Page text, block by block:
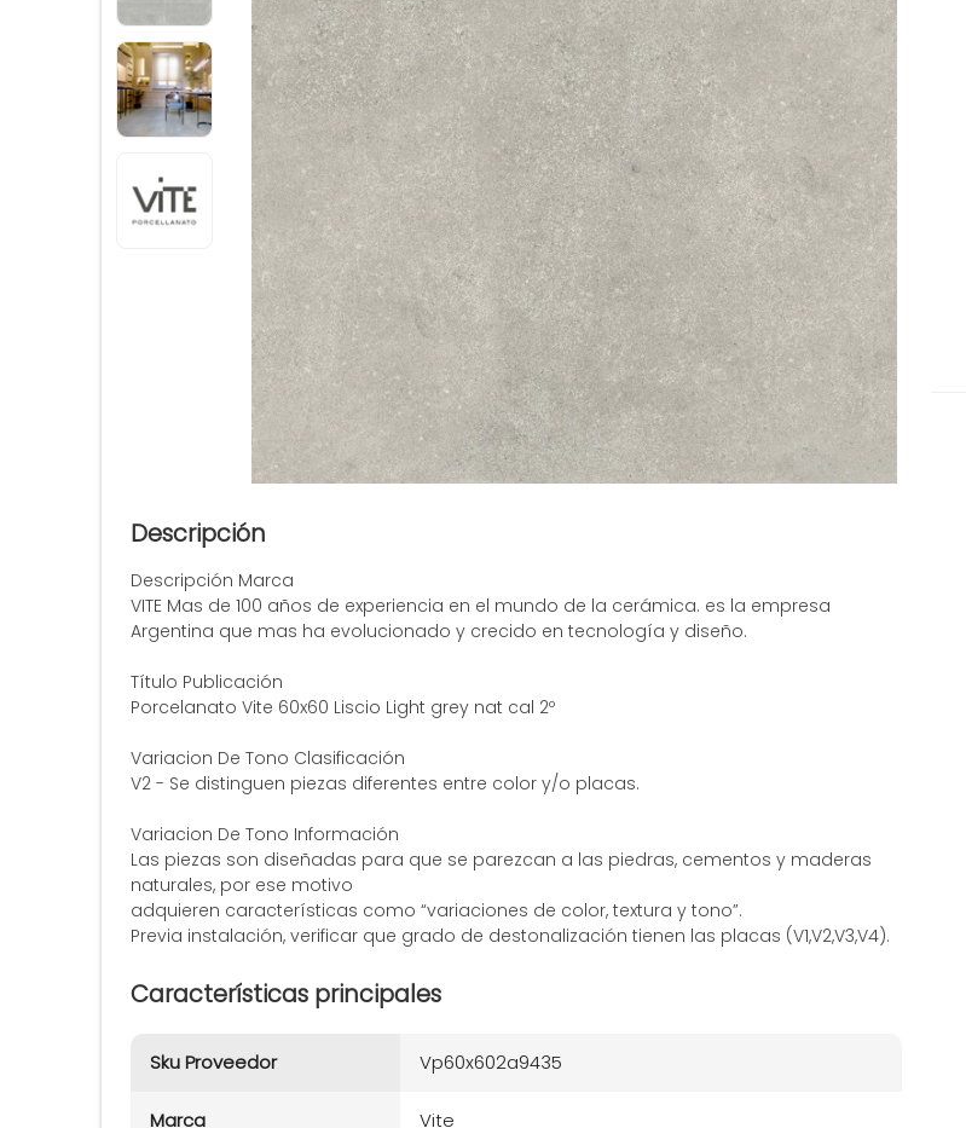
Descripción
Descripción Marca
VITE Mas de 100 años de experiencia en el mundo de la cerámica. es la empresa
Argentina que mas ha evolucionado y crecido en tecnología y diseño.
Título Publicación
Porcelanato Vite 60x60 Liscio Light grey nat cal 2º
Variacion De Tono Clasificación
V2 - Se distinguen piezas diferentes entre color y/o placas.
Variacion De Tono Información
Las piezas son diseñadas para que se parezcan a las piedras, cementos y maderas
naturales, por ese motivo
adquieren características como “variaciones de color, textura y tono”.
Previa instalación, verificar que grado de destonalización tienen las placas (V1,V2,V3,V4).
Características principales
Sku Proveedor Vp60x602a9435
Marca Vite